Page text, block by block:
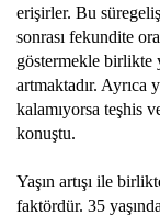
erişirler. Bu
sonrası fekundite
göstermekle birlikte
artmaktadır. Ayrıca
kalamıyorsa teşhis
konuştu.
Yaşın artışı ile
faktördür. 35